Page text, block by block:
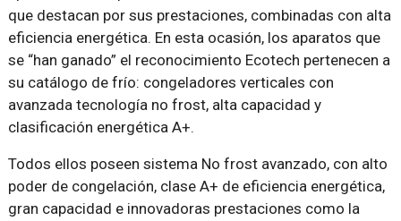
que destacan por sus prestaciones, combinadas con alta
eficiencia energética. En esta ocasión, los aparatos que
se “han ganado” el reconocimiento Ecotech pertenecen a
su catálogo de frío: congeladores verticales con
avanzada tecnología no frost, alta capacidad y
clasificación energética A+.
Todos ellos poseen sistema No frost avanzado, con alto
poder de congelación, clase A+ de eficiencia energética,
gran capacidad e innovadoras prestaciones como la